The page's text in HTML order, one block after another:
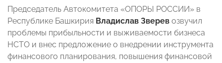
Председатель Автокомитета «ОПОРЫ РОССИИ» в
Республике Башкирия Владислав Зверев озвучил
проблемы прибыльности и выживаемости бизнеса
НСТО и внес предложение о внедрении инструмента
финансового планирования, повышения финансовой